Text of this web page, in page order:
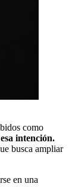
como
intención.
busca ampliar
en una